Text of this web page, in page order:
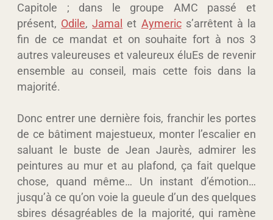
Capitole ; dans le groupe AMC passé et
présent, Odile,Jamal et Aymerics’arrêtent à la
fin de ce mandat et on souhaite fort à nos 3
autres valeureuses et valeureux éluEs de revenir
ensemble au conseil, mais cette fois dans la
majorité.
Donc entrer une dernière fois, franchir les portes
de ce bâtiment majestueux, monter l’escalier en
saluant le buste de Jean Jaurès, admirer les
peintures au mur et au plafond, ça fait quelque
chose, quand même… Un instant d’émotion…
jusqu’à ce qu’on voie la gueule d’un des quelques
sbires désagréables de la majorité, qui ramène